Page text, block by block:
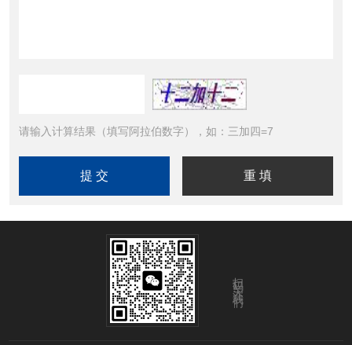
请输入计算结果（填写阿拉伯数字），如：三加四=7
扫码关注我们